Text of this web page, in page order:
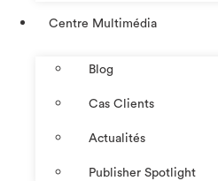
Centre Multimédia
Blog
Cas Clients
Actualités
Publisher Spotlight